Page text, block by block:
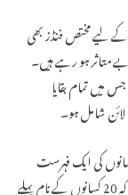
لیے مختص فنڈز بھی
ہو رہے ہیں۔
تمام بقایا
شامل ہو۔
نے تصدیق کی کہ انتظامیہ کو 54 کسانوں کی ایک فہرست
موصول ہوئی ہے جن کے معاوضے بقایا ہیں۔ انہوں نے بتایا کہ 20 کسانوں کے نام پہلے